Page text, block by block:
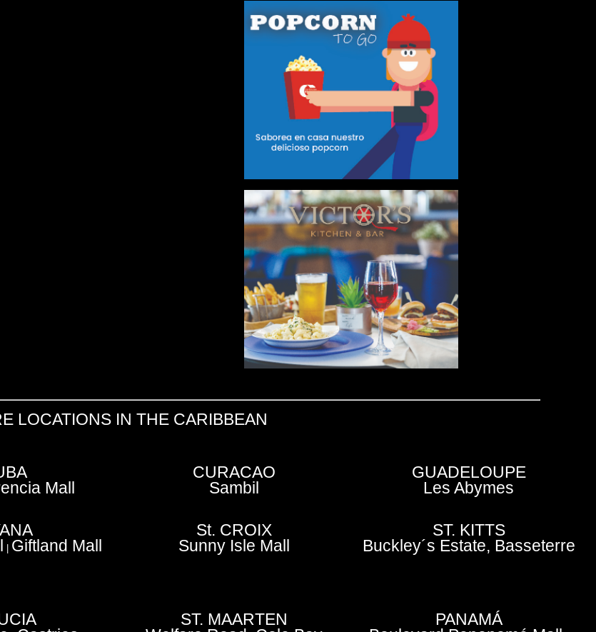
LOCATIONS IN THE CARIBBEAN
Mall
CURACAO
Sambil
GUADELOUPE
Les Abymes
Giftland Mall
St. CROIX
Sunny Isle Mall
ST. KITTS
Buckley´s Estate, Basseterre
ST. MAARTEN
PANAMÁ